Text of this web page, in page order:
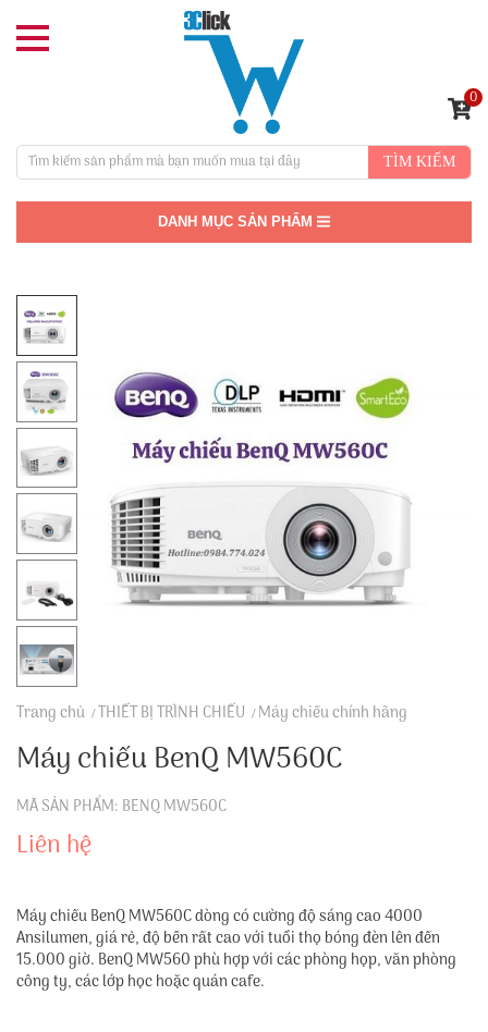
TÌM KIẾM
0
DANH MỤC SẢN PHẨM
Trang chủ THIẾT BỊ TRÌNH CHIẾU Máy chiếu chính hãng
Máy chiếu BenQ MW560C
MÃ SẢN PHẨM: BENQ MW560C
Liên hệ
Máy chiếu BenQ MW560C dòng có cường độ sáng cao 4000
Ansilumen, giá rẻ, độ bền rất cao với tuổi thọ bóng đèn lên đến
15.000 giờ. BenQ MW560 phù hợp với các phòng họp, văn phòng
công ty, các lớp học hoặc quán cafe.